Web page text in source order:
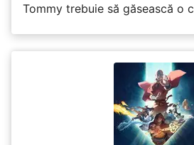
Tommy trebuie să găsească o